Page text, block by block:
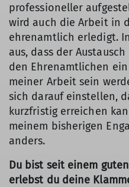
professioneller
wird auch die Arbeit in
ehrenamtlich erledigt.
aus, dass der
den Ehrenamtlichen
meiner Arbeit sein
sich darauf einstellen,
kurzfristig erreichen
meinem bisherigen
anders.
Du bist seit einem
erlebst du deine